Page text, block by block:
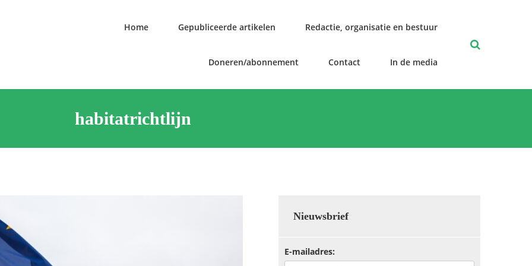
Home Gepubliceerde artikelen Redactie, organisatie en bestuur
Doneren/abonnement Contact In de media
habitatrichtlijn
Nieuwsbrief
E-mailadres: